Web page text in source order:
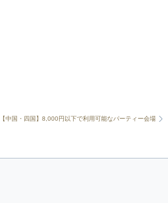
【中国・四国】8,000円以下で利用可能なパーティー会場